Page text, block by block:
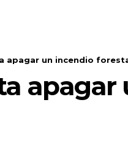
apagar un incendio